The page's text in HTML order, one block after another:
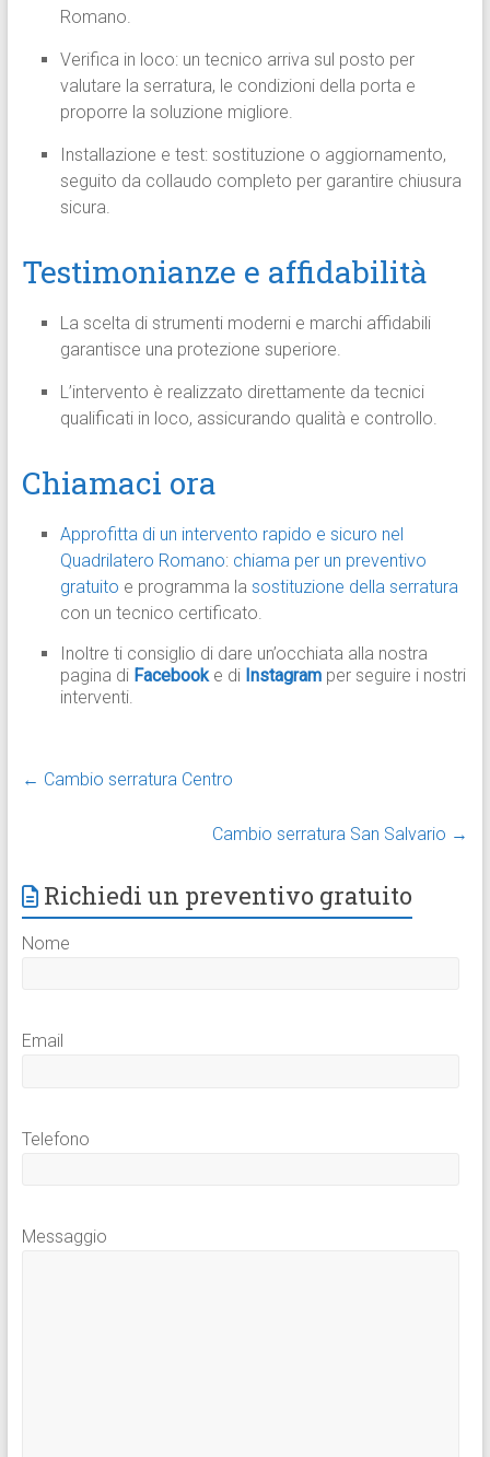
Romano.
Verifica in loco: un tecnico arriva sul posto per
valutare la serratura, le condizioni della porta e
proporre la soluzione migliore.
Installazione e test: sostituzione o aggiornamento,
seguito da collaudo completo per garantire chiusura
sicura.
Testimonianze e affidabilità
La scelta di strumenti moderni e marchi affidabili
garantisce una protezione superiore.
L’intervento è realizzato direttamente da tecnici
qualificati in loco, assicurando qualità e controllo.
Chiamaci ora
Approfitta di un intervento rapido e sicuro nel
Quadrilatero Romano: chiama per un preventivo
gratuito e programma la sostituzione della serratura
con un tecnico certificato.
Inoltre ti consiglio di dare un’occhiata alla nostra
pagina di Facebook e di Instagram per seguire i nostri
interventi.
← Cambio serratura Centro
Cambio serratura San Salvario →
Richiedi un preventivo gratuito
Nome
Email
Telefono
Messaggio